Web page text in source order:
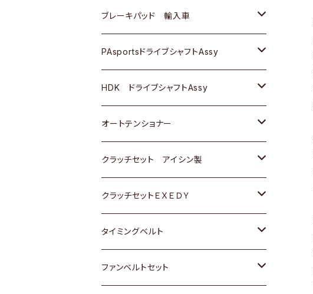
三菱
スバル
ＢＥＮＺ
三菱
スバル
マツダ
三菱
スバル
ダイハツ
マツダ
三菱
スバル
日産
ダイハツ
マツダ
三菱
スバル
日産
ダイハツ
マツダ
三菱
スバル
ホンダ
スズキ
日産
いすゞ
ダイハツ
マツダ
三菱
スバル
ＡＵＤＩ
ＢＥＮＺ
ＢＭＷ
GOLF
ＷＡＧＥＮ
アストロ（シボレー）
クライスラー
ブレーキパッド 輸入車
ＢＥＮＺ
ＢＭＷ
ＷＡＧＥＮ
ＶＯＬＶＯ
PAsportsドライブシャフトAssy
トヨタ
ホンダ
スズキ
日産
ダイハツ
マツダ
HDK ドライブシャフトAssy
スズキ
ダイハツ
日産
ホンダ
マツダ
オートテンショナー
トヨタ
クラッチセット アイシン製
ホンダ
スズキ
ダイハツ
クラッチセットＥＸＥＤＹ
ホンダ
スズキ
タイミングベルト
トヨタ
ファンベルトセット